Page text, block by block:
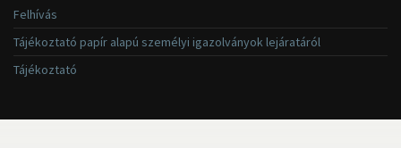
Felhívás
Tájékoztató papír alapú személyi igazolványok lejáratáról
Tájékoztató